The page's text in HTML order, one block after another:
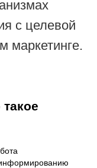
с целевой
маркетинге.